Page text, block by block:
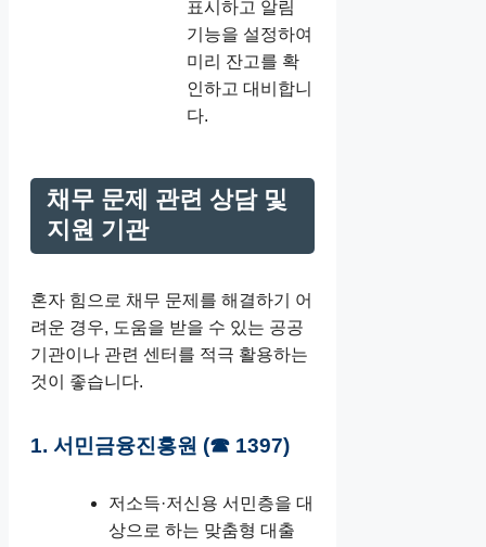
표시하고 알림
기능을 설정하여
미리 잔고를 확
인하고 대비합니
다.
채무 문제 관련 상담 및
지원 기관
혼자 힘으로 채무 문제를 해결하기 어
려운 경우, 도움을 받을 수 있는 공공
기관이나 관련 센터를 적극 활용하는
것이 좋습니다.
1. 서민금융진흥원 (☎ 1397)
저소득·저신용 서민층을 대
상으로 하는 맞춤형 대출